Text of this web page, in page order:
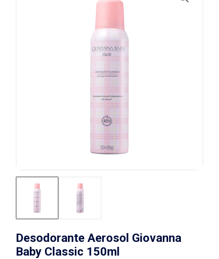
Desodorante Aerosol Giovanna
Baby Classic 150ml